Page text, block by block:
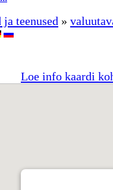
ja teenused »
Loe info kaardi